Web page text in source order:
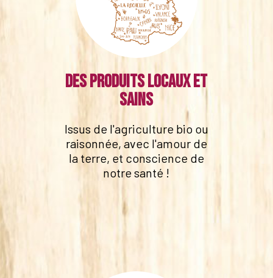
Des produits locaux et
sains
Issus de l'agriculture bio ou
raisonnée, avec l'amour de
la terre, et conscience de
notre santé !